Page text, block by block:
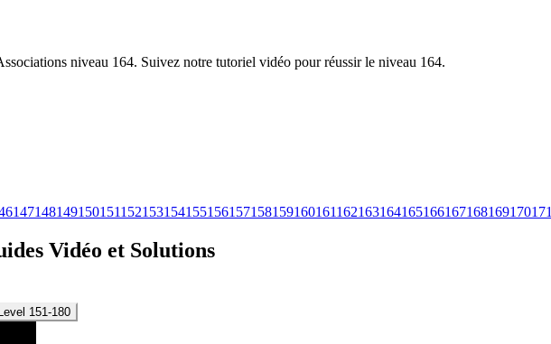
niveau 164. Suivez notre tutoriel vidéo pour réussir le niveau 164.
147148149150151152153154155156157158159160161162163164165166167168169170171
Vidéo et Solutions
151-180